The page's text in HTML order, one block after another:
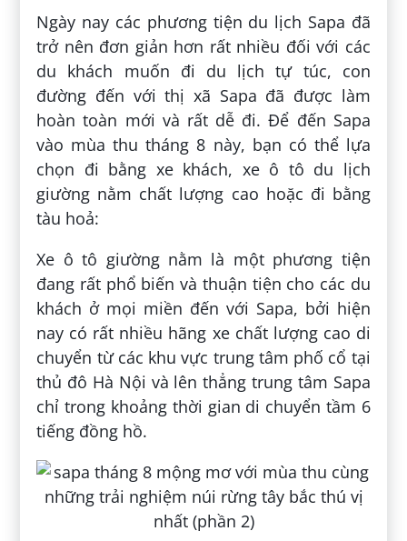
Ngày nay các phương tiện du lịch Sapa đã
trở nên đơn giản hơn rất nhiều đối với các
du khách muốn đi du lịch tự túc, con
đường đến với thị xã Sapa đã được làm
hoàn toàn mới và rất dễ đi. Để đến Sapa
vào mùa thu tháng 8 này, bạn có thể lựa
chọn đi bằng xe khách, xe ô tô du lịch
giường nằm chất lượng cao hoặc đi bằng
tàu hoả:
Xe ô tô giường nằm là một phương tiện
đang rất phổ biến và thuận tiện cho các du
khách ở mọi miền đến với Sapa, bởi hiện
nay có rất nhiều hãng xe chất lượng cao di
chuyển từ các khu vực trung tâm phố cổ tại
thủ đô Hà Nội và lên thẳng trung tâm Sapa
chỉ trong khoảng thời gian di chuyển tầm 6
tiếng đồng hồ.